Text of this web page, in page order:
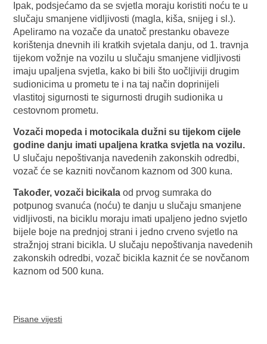
Ipak, podsjećamo da se svjetla moraju koristiti noću te u
slučaju smanjene vidljivosti (magla, kiša, snijeg i sl.).
Apeliramo na vozače da unatoč prestanku obaveze
korištenja dnevnih ili kratkih svjetala danju, od 1. travnja
tijekom vožnje na vozilu u slučaju smanjene vidljivosti
imaju upaljena svjetla, kako bi bili što uočljiviji drugim
sudionicima u prometu te i na taj način doprinijeli
vlastitoj sigurnosti te sigurnosti drugih sudionika u
cestovnom prometu.
Vozači mopeda i motocikala dužni su tijekom cijele
godine danju imati upaljena kratka svjetla na vozilu.
U slučaju nepoštivanja navedenih zakonskih odredbi,
vozač će se kazniti novčanom kaznom od 300 kuna.
Također, vozači bicikalaod prvog sumraka do
potpunog svanuća (noću) te danju u slučaju smanjene
vidljivosti, na biciklu moraju imati upaljeno jedno svjetlo
bijele boje na prednjoj strani i jedno crveno svjetlo na
stražnjoj strani bicikla. U slučaju nepoštivanja navedenih
zakonskih odredbi, vozač bicikla kaznit će se novčanom
kaznom od 500 kuna.
Pisane vijesti